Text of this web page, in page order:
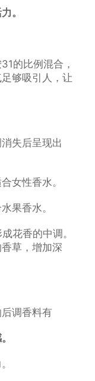
。
的比例混合，
够吸引人，让
失后呈现出
女性香水。
果香水。
花香的中调。
草，增加深
调香料有